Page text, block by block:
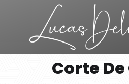
Corte